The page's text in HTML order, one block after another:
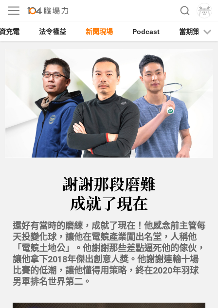
充電 法令權益 新聞現場 Podcast 當期策展
謝謝那段磨難
成就了現在
還好有當時的磨練，成就了現在！他感念前主管每
天投變化球，讓他在電競產業闖出名堂，人稱他
「電競土地公」。他謝謝那些差點逼死他的傢伙，
讓他拿下2018年傑出創意人獎。他謝謝連輸十場
比賽的低潮，讓他懂得用策略，終在2020年羽球
男單排名世界第二。